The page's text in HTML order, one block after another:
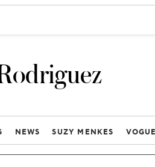
NEWS SUZY MENKES